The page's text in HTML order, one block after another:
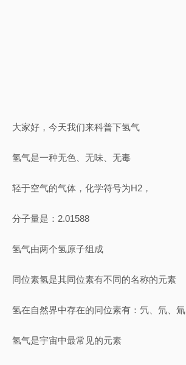
大家好，今天我们来科普下氢气
氢气是一种无色、无味、无毒
轻于空气的气体，化学符号为H2，
分子量是：2.01588
氢气由两个氢原子组成
同位素氢是其同位素有不同的名称的元素
氢在自然界中存在的同位素有：氕、氘、氚
氢气是宇宙中最常见的元素